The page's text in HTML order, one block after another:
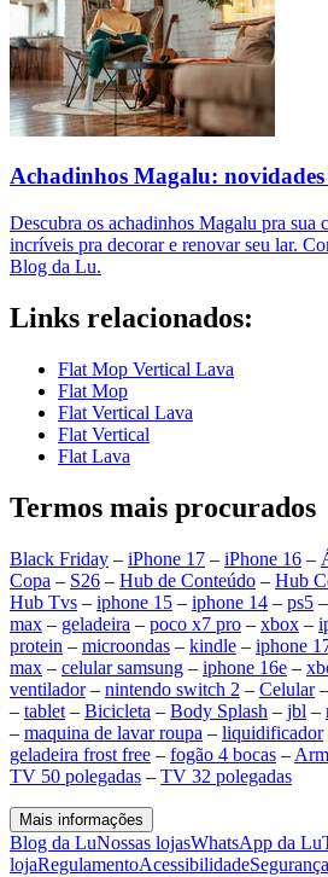
Achadinhos Magalu: novidades
Descubra os achadinhos Magalu pra sua
incríveis pra decorar e renovar seu lar.
Blog da Lu.
Links relacionados:
Flat Mop Vertical Lava
Flat Mop
Flat Vertical Lava
Flat Vertical
Flat Lava
Termos mais procurados
Black Friday – iPhone 17 – iPhone 16 –
Copa – S26 – Hub de Conteúdo – Hub
Hub Tvs – iphone 15 – iphone 14 – ps5 –
max – geladeira – poco x7 pro – xbox –
protein – microondas – kindle – iphone
max – celular samsung – iphone 16e –
ventilador– nintendo switch 2 – Celular–
– tablet – Bicicleta – Body Splash – jbl –
– maquina de lavar roupa – liquidificador
geladeira frost free – fogão 4 bocas –
TV 50 polegadas – TV 32 polegadas
Mais informações
Blog da LuNossas lojasWhatsApp da Lu
lojaRegulamentoAcessibilidade